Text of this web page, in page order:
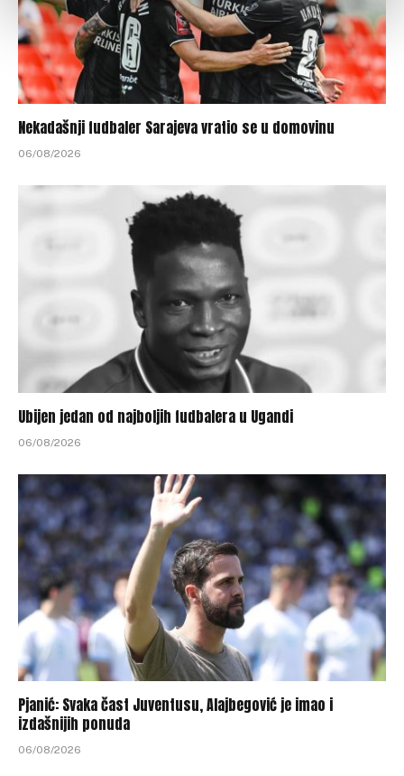
Nekadašnji fudbaler Sarajeva vratio se u domovinu
06/08/2026
Ubijen jedan od najboljih fudbalera u Ugandi
06/08/2026
Pjanić: Svaka čast Juventusu, Alajbegović je imao i
izdašnijih ponuda
06/08/2026